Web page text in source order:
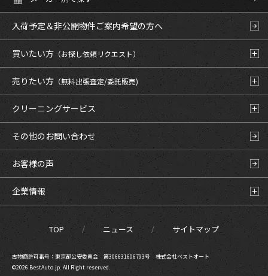
入荷予定＆非公開物件ご案内希望の方へ
買いたい方 （お探し依頼リクエスト）
売りたい方（無料出張査定/委託販売)
クリーニングサービス
その他のお問い合わせ
お客様の声
企業情報
TOP ニュース サイトマップ
古物商許可番号：東京都公安委員会 第306631606793号 株式会社ベストオート
©2026 BestAuto.jp. All Right reserved.